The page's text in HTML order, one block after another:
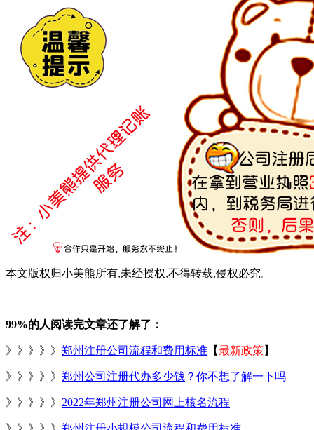
本文版权归小美熊所有,未经授权,不得转载,侵权必究。
99%的人阅读完文章还了解了：
》》》》》 郑州注册公司流程和费用标准 【最新政策】
》》》》》 郑州公司注册代办多少钱 ？你不想了解一下吗
》》》》》 2022年郑州注册公司网上核名流程